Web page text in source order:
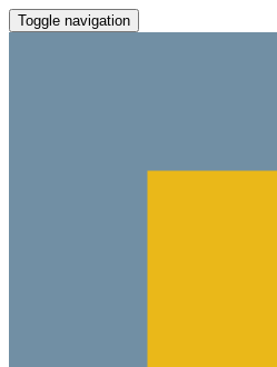
Toggle navigation